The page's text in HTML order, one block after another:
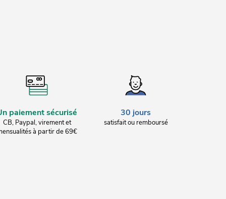
paiement sécurisé
CB, Paypal, virement et
à partir de 69€
30 jours
satisfait ou remboursé